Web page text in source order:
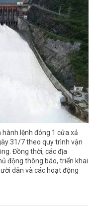
lệnh đóng 1 cửa xả
31/7 theo quy trình vận
Đồng thời, các địa
động thông báo, triển khai
dân và các hoạt động